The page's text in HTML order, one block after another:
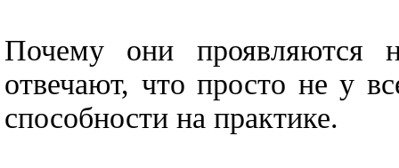
Почему они проявляются
отвечают, что просто не у
способности на практике.